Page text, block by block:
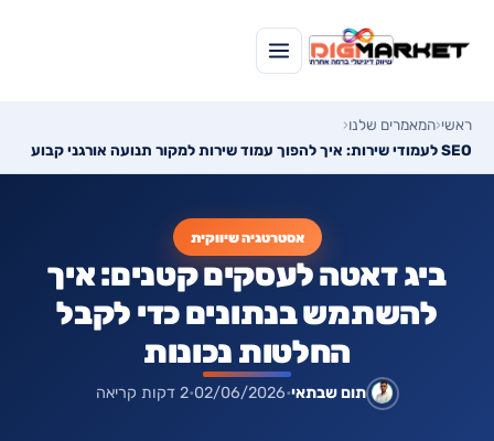
ראשי‹המאמרים שלנו‹
SEO לעמודי שירות: איך להפוך עמוד שירות למקור תנועה אורגני קבוע
אסטרטגיה שיווקית
ביג דאטה לעסקים קטנים: איך
להשתמש בנתונים כדי לקבל
החלטות נכונות
תום שבתאי•
02/06/2026
•2 דקות קריאה